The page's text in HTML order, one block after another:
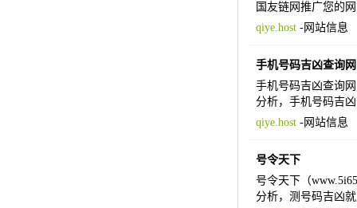
国友链网推广您的
qiye.host-网站信息
手机号码吉凶查询网
手机号码吉凶查询
分析，手机号码吉
qiye.host-网站信息
号令天下
号令天下（
分析，测号码吉凶